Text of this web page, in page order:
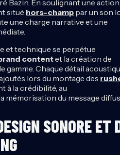
Bazin. En soulignant une action
situé hors-champ par un son
une charge narrative et une
et technique se perpétue
contentet la création de
gamme. Chaque détail
lors du montage des
à la crédibilité, au
mémorisation du message
SONORE ET